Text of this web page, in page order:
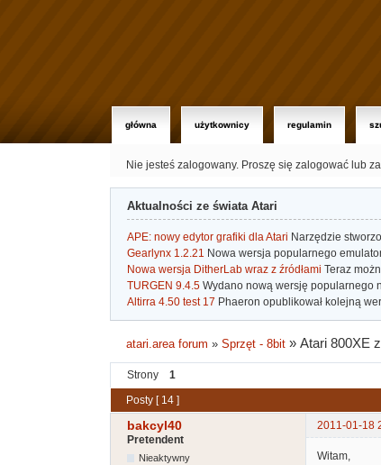
główna użytkownicy regulamin
Nie jesteś zalogowany. Proszę się zalogować lub
Aktualności ze świata Atari
APE: nowy edytor grafiki dla Atari Narzędzie
Gearlynx 1.2.21 Nowa wersja popularnego
Nowa wersja DitherLab wraz z źródłami Teraz
TURGEN 9.4.5 Wydano nową wersję popularnego
Altirra 4.50 test 17 Phaeron opublikował kolejną
atari.area forum »Sprzęt - 8bit »Atari 800XE
Strony 1
Posty [ 14 ]
bakcyl40
2011-01-18
Pretendent
Nieaktywny
Witam,